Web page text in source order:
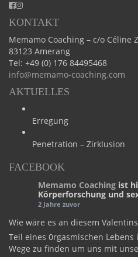
KONTAKT
Memamo Coaching – c/o Céline
83123 Amerang
Tel: +49 (0) 176 84495468
info@memamo-coaching.com
AKTUELLES
Erregung
Penetration – Zirklusion
FACEBOOK
Memamo Coaching ist
Körperforschung und
2 Jahre zuvor
Wie wäre es an diesem
Teil eines 0rgasmischen
Wege zu finden um uns mit